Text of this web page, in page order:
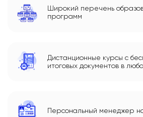
Широкий перечень
программ
Дистанционные курсы с
итоговых документов в
Персональный менеджер